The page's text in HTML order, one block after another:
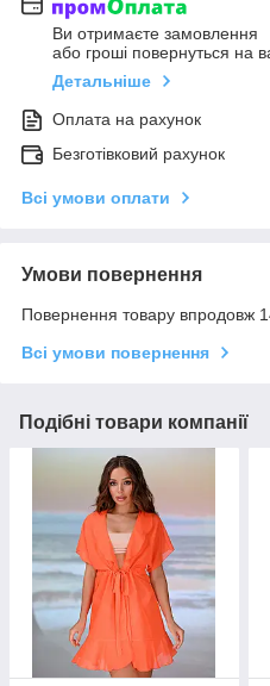
Ви отримаєте замовлення
або гроші повернуться на
Детальніше
Оплата на рахунок
Безготівковий рахунок
Всі умови оплати
Умови повернення
Повернення товару впродовж
Всі умови повернення
Подібні товари компанії